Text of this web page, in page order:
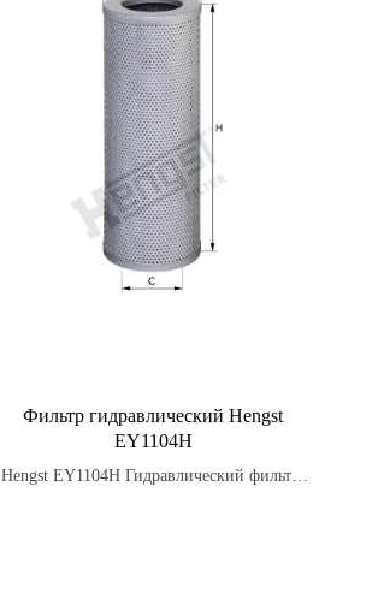
Фильтр гидравлический Hengst
EY1104H
Hengst EY1104H Гидравлический фильтр: